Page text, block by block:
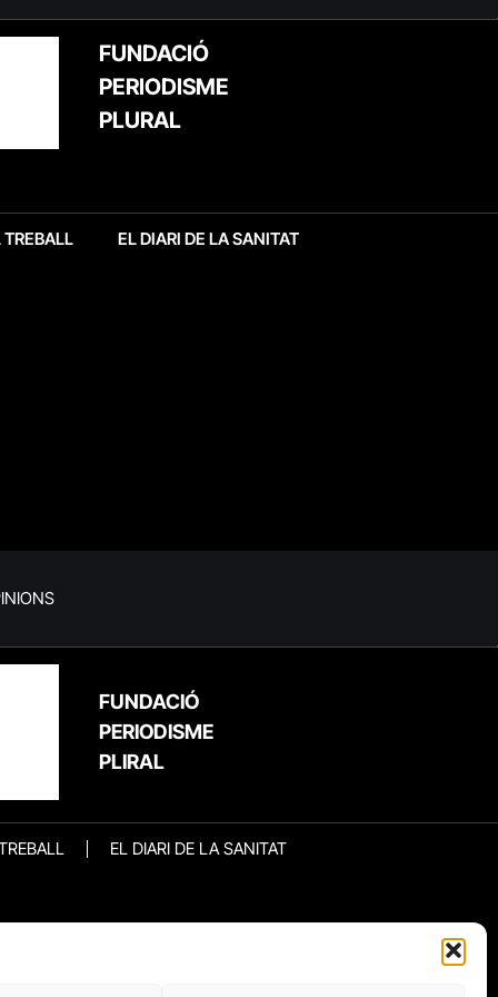
FUNDACIÓ
PERIODISME
PLURAL
TREBALL EL DIARI DE LA SANITAT
FUNDACIÓ
PERIODISME
PLIRAL
EL DIARI DE LA SANITAT